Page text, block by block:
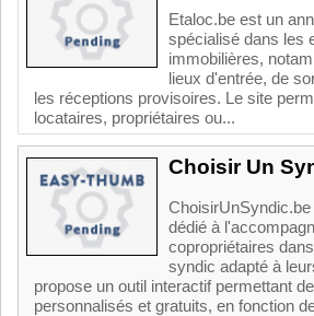
Etaloc.be est un
spécialisé dans les
immobilières,
lieux d'entrée, de
les réceptions provisoires. Le site
locataires, propriétaires ou...
Choisir Un
dédié à
copropriétaires
syndic adapté à
propose un outil interactif permettant
personnalisés et gratuits, en fonction